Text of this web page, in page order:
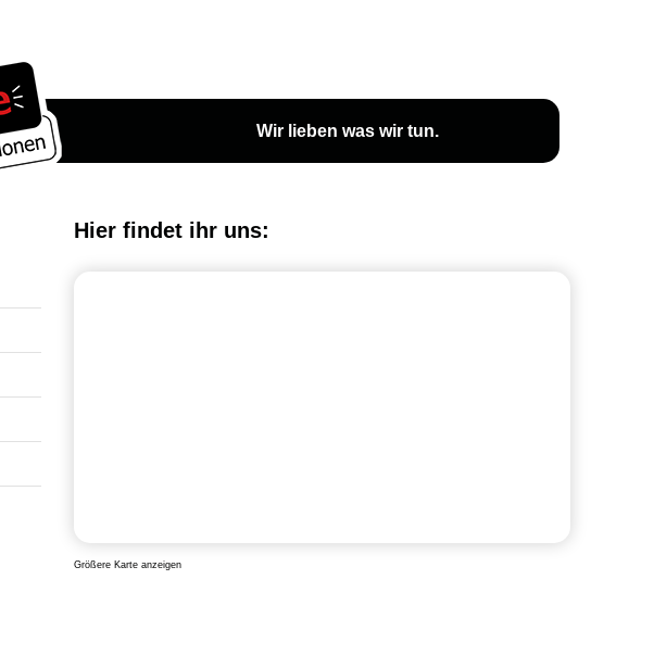
Wir lieben was wir tun.
Hier findet ihr uns:
Größere Karte anzeigen